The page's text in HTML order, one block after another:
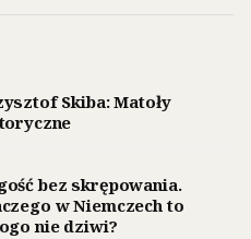
Skiba: Matoły
bez skrępowania.
w Niemczech to
nie dziwi?